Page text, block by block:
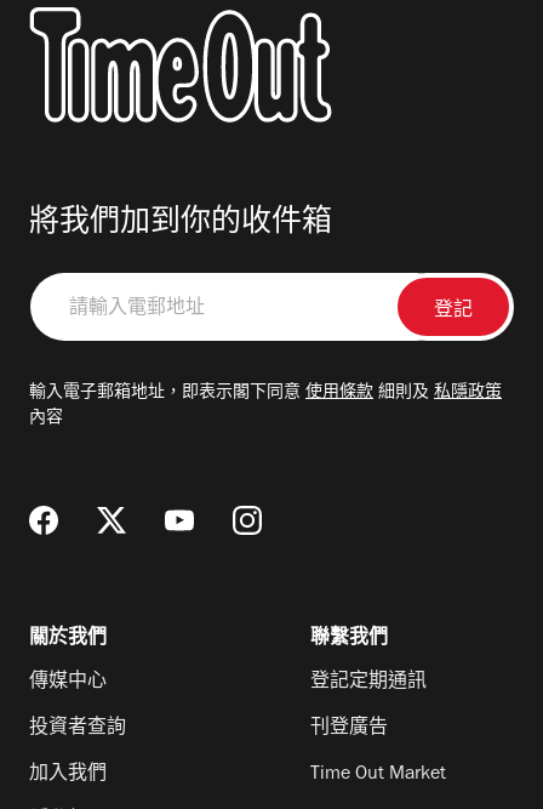
將我們加到你的收件箱
請
輸
郵
輸入電子郵箱地址，即表示閣下同意 使用條款 細則及 私隱政策
內容
關於我們
傳媒中心
投資者查詢
加入我們
聯繫我們
登記定期通訊
刊登廣告
Time Out Market